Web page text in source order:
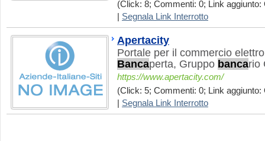
(Click: 8; Commenti: 0; Link aggiunto:
Segnala Link Interrotto
Apertacity
Portale per il commercio
Bancaperta, Gruppo bancario
https://www.apertacity.com/
(Click: 5; Commenti: 0; Link aggiunto:
Segnala Link Interrotto